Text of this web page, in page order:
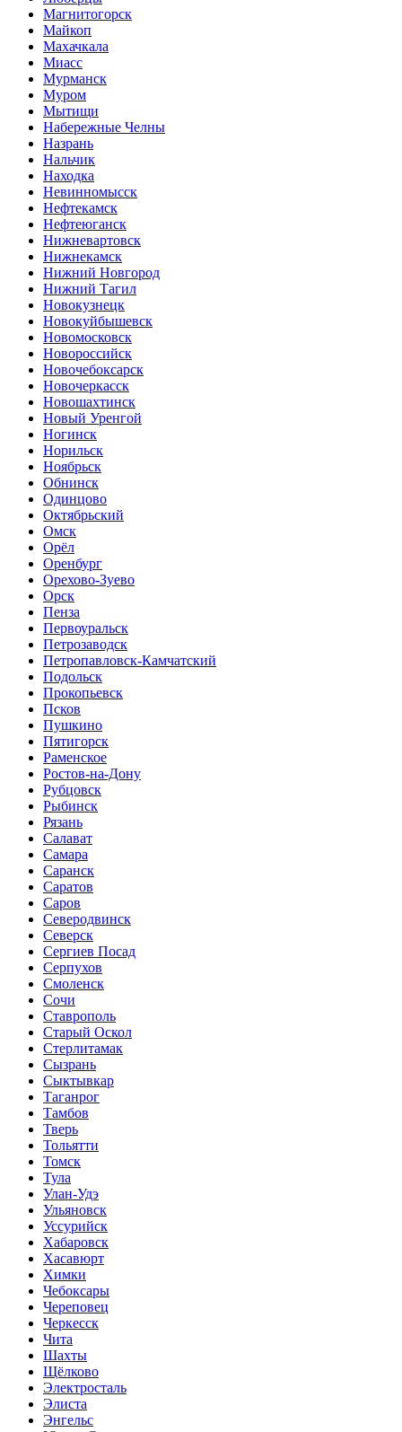
Магнитогорск
Майкоп
Махачкала
Миасс
Мурманск
Муром
Мытищи
Набережные Челны
Назрань
Нальчик
Находка
Невинномысск
Нефтекамск
Нефтеюганск
Нижневартовск
Нижнекамск
Нижний Новгород
Нижний Тагил
Новокузнецк
Новокуйбышевск
Новомосковск
Новороссийск
Новочебоксарск
Новочеркасск
Новошахтинск
Новый Уренгой
Ногинск
Норильск
Ноябрьск
Обнинск
Одинцово
Октябрьский
Омск
Орёл
Оренбург
Орехово-Зуево
Орск
Пенза
Первоуральск
Петрозаводск
Петропавловск-Камчатский
Подольск
Прокопьевск
Псков
Пушкино
Пятигорск
Раменское
Ростов-на-Дону
Рубцовск
Рыбинск
Рязань
Салават
Самара
Саранск
Саратов
Саров
Северодвинск
Северск
Сергиев Посад
Серпухов
Смоленск
Сочи
Ставрополь
Старый Оскол
Стерлитамак
Сызрань
Сыктывкар
Таганрог
Тамбов
Тверь
Тольятти
Томск
Тула
Улан-Удэ
Ульяновск
Уссурийск
Хабаровск
Хасавюрт
Химки
Чебоксары
Череповец
Черкесск
Чита
Шахты
Щёлково
Электросталь
Элиста
Энгельс